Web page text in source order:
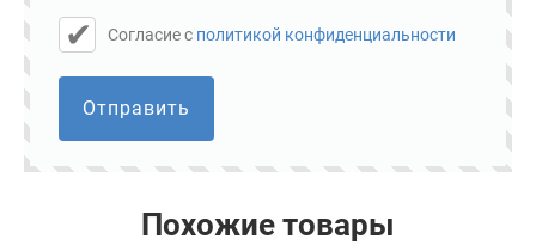
Cогласие с политикой конфиденциальности
Отправить
Похожие товары